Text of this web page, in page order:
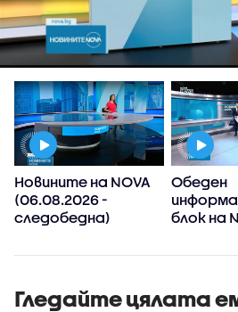
Новините на NOVA
(06.08.2026 -
следобедна)
Обеден
блок на
Гледайте цялата